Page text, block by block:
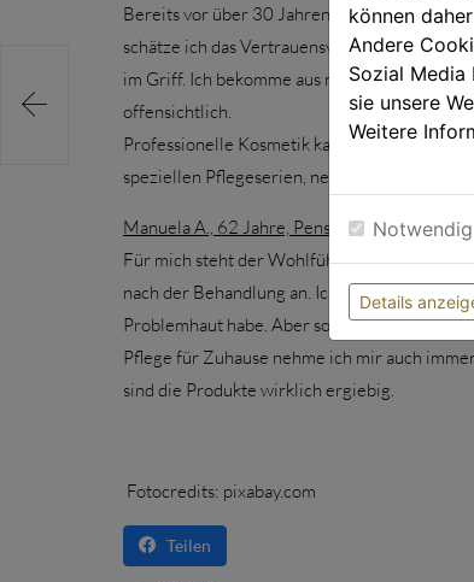
Bereits vor über 30 Jahren bin ich als
schätze ich das Vertrauensverhältnis zu
im Griff. Ich bekomme aus meinem Umfeld
offensichtlich.
Professionelle Kosmetik kann ich wirklich
speziellen Pflegeserien, neuesten
Manuela A., 62 Jahre, Pensionistin, Anti-
Für mich steht der Wohlfühlfaktor im
nach der Behandlung an. Ich lasse alle acht
Problemhaut habe. Aber so rein wie die
Pflege für Zuhause nehme ich mir auch
sind die Produkte wirklich ergiebig.
Fotocredits: pixabay.com
Teilen

können
Andere
Sozial Media
sie unsere
Weitere
Notwendig
Details